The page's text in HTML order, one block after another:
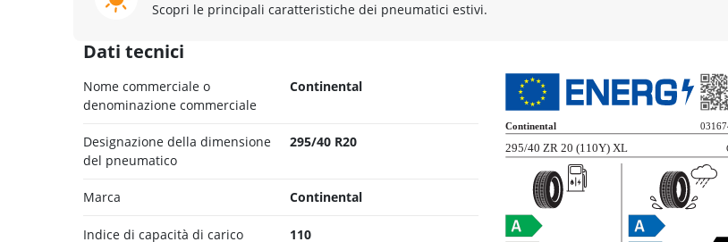
Scopri le principali caratteristiche dei pneumatici estivi.
Dati tecnici
Nome commerciale o
denominazione commerciale
Continental
Designazione della dimensione
del pneumatico
295/40 R20
Marca Continental
Indice di capacità di carico 110